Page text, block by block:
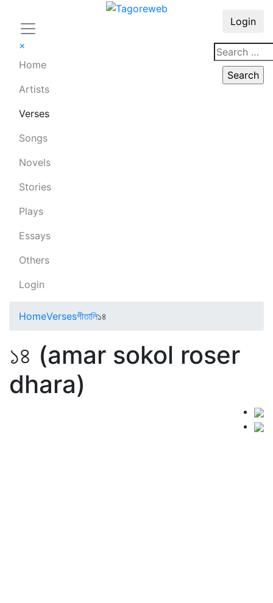
×
Home
Artists
Verses
Songs
Novels
Stories
Plays
Essays
Others
Login
Login
HomeVersesগীতালি১৪
১৪ (amar sokol roser
dhara)